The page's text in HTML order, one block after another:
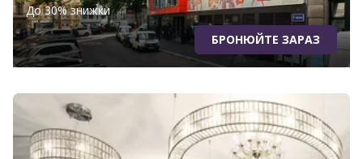
До 30% знижки
БРОНЮЙТЕ ЗАРАЗ